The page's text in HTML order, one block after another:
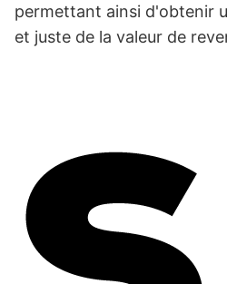
permettant ainsi d'obtenir
et juste de la valeur de